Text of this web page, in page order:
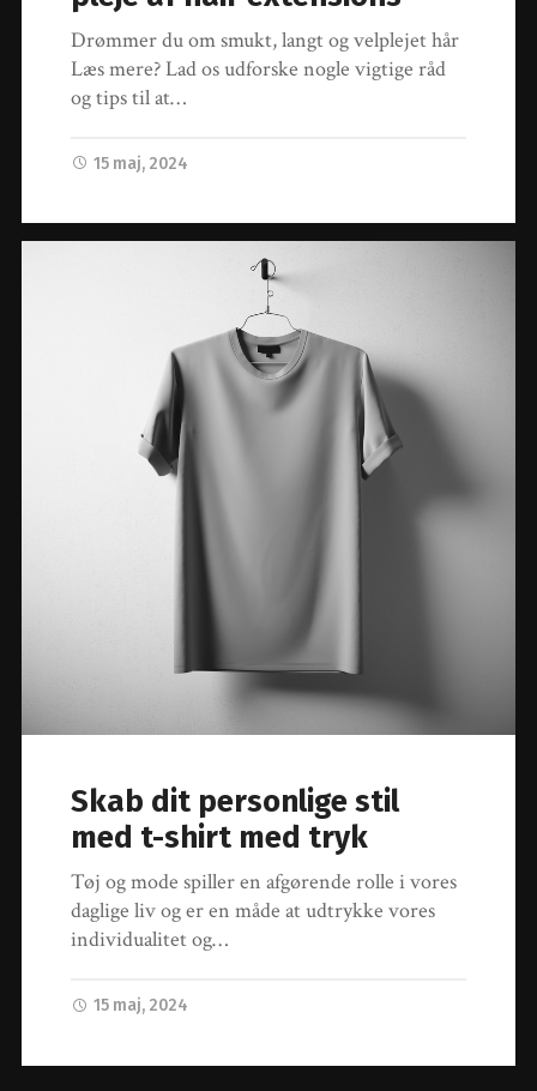
Drømmer du om smukt, langt og velplejet hår
Læs mere? Lad os udforske nogle vigtige råd
og tips til at…
15 maj, 2024
Skab dit personlige stil
med t-shirt med tryk
Tøj og mode spiller en afgørende rolle i vores
daglige liv og er en måde at udtrykke vores
individualitet og…
15 maj, 2024